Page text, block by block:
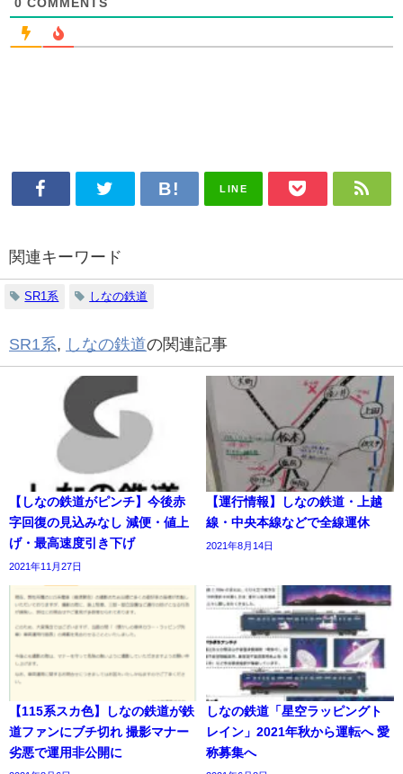
0 COMMENTS
LINE
関連キーワード
SR1系 しなの鉄道
SR1系, しなの鉄道の関連記事
【しなの鉄道がピンチ】今後赤
字回復の見込みなし 減便・値上
げ・最高速度引き下げ
2021年11月27日
【運行情報】しなの鉄道・上越
線・中央本線などで全線運休
2021年8月14日
【115系スカ色】しなの鉄道が鉄
道ファンにブチ切れ 撮影マナー
劣悪で運用非公開に
しなの鉄道「星空ラッピングト
レイン」2021年秋から運転へ 愛
称募集へ